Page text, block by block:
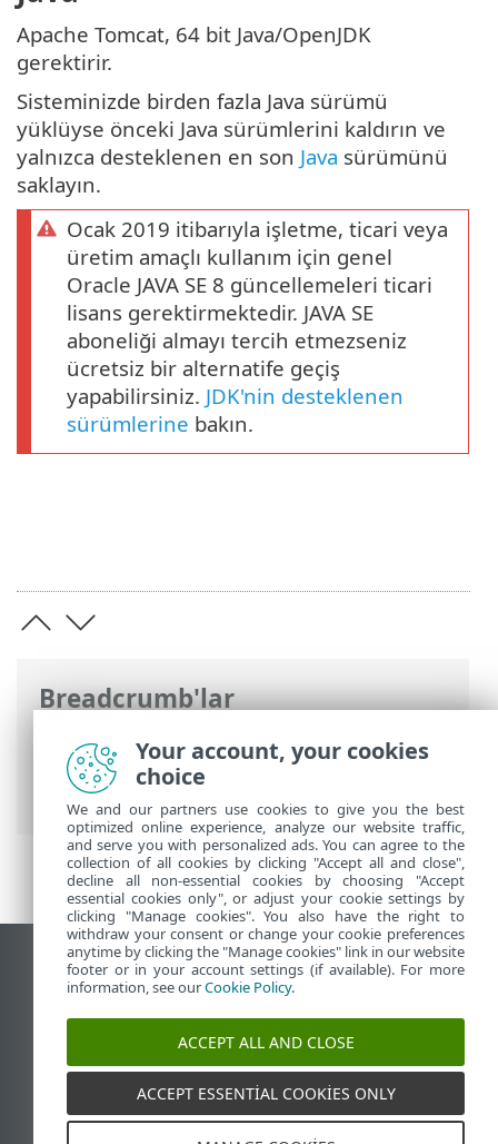
Breadcrumb'lar
ESET Online Yardım>ESET PROTECT On-
Prem>Özellikler
> Desteklenen Apache
Tomcat ve Java sürümleri
Apache Tomcat, 64 bit Java/OpenJDK
gerektirir.
Sisteminizde birden fazla Java sürümü
yüklüyse önceki Java sürümlerini kaldırın ve
yalnızca desteklenen en son Java sürümünü
saklayın.
Ocak 2019 itibarıyla işletme, ticari veya
üretim amaçlı kullanım için genel
Oracle JAVA SE 8 güncellemeleri ticari
lisans gerektirmektedir. JAVA SE
aboneliği almayı tercih etmezseniz
ücretsiz bir alternatife geçiş
yapabilirsiniz. JDK'nin desteklenen
sürümlerine bakın.
Masaüstü sitesini görüntüle
End of Life
ESET Bilgi Bankası
ESET Status Portal
Bölgesel destek
Your account, your cookies
choice
We and our partners use cookies to give you the best
optimized online experience, analyze our website traffic,
and serve you with personalized ads. You can agree to the
collection of all cookies by clicking "Accept all and close",
decline all non-essential cookies by choosing "Accept
essential cookies only", or adjust your cookie settings by
clicking "Manage cookies". You also have the right to
withdraw your consent or change your cookie preferences
anytime by clicking the "Manage cookies" link in our website
footer or in your account settings (if available). For more
information, see ourCookie Policy.
ACCEPT ALL AND CLOSE
ACCEPT ESSENTIAL COOKIES ONLY